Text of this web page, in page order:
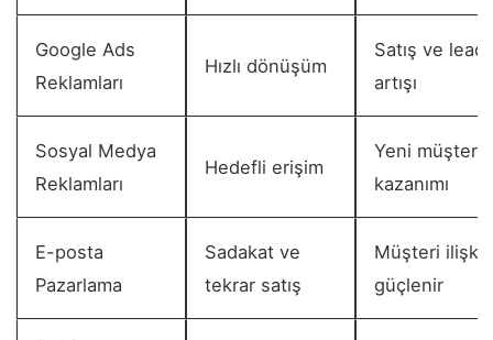
Google Ads
Reklamları
Hızlı dönüşüm
Satış ve lead
artışı
Sosyal Medya
Reklamları
Hedefli erişim
Yeni müşteri
kazanımı
E-posta
Pazarlama
Sadakat ve
tekrar satış
Müşteri
güçlenir